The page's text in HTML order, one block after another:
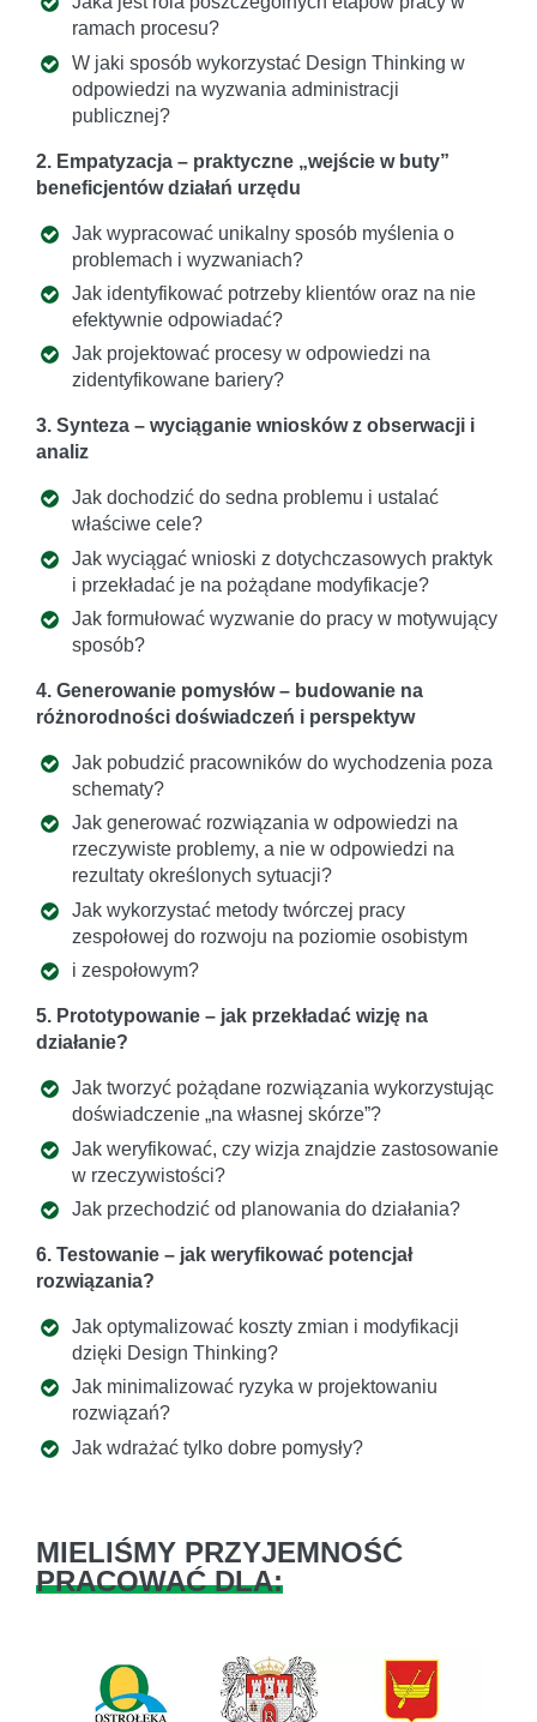
ramach procesu?
W jaki sposób wykorzystać Design Thinking w
odpowiedzi na wyzwania administracji
publicznej?
2. Empatyzacja – praktyczne „wejście w buty”
beneficjentów działań urzędu
Jak wypracować unikalny sposób myślenia o
problemach i wyzwaniach?
Jak identyfikować potrzeby klientów oraz na nie
efektywnie odpowiadać?
Jak projektować procesy w odpowiedzi na
zidentyfikowane bariery?
3. Synteza – wyciąganie wniosków z obserwacji i
analiz
Jak dochodzić do sedna problemu i ustalać
właściwe cele?
Jak wyciągać wnioski z dotychczasowych praktyk
i przekładać je na pożądane modyfikacje?
Jak formułować wyzwanie do pracy w motywujący
sposób?
4. Generowanie pomysłów – budowanie na
różnorodności doświadczeń i perspektyw
Jak pobudzić pracowników do wychodzenia poza
schematy?
Jak generować rozwiązania w odpowiedzi na
rzeczywiste problemy, a nie w odpowiedzi na
rezultaty określonych sytuacji?
Jak wykorzystać metody twórczej pracy
zespołowej do rozwoju na poziomie osobistym
i zespołowym?
5. Prototypowanie – jak przekładać wizję na
działanie?
Jak tworzyć pożądane rozwiązania wykorzystując
doświadczenie „na własnej skórze”?
Jak weryfikować, czy wizja znajdzie zastosowanie
w rzeczywistości?
Jak przechodzić od planowania do działania?
6. Testowanie – jak weryfikować potencjał
rozwiązania?
Jak optymalizować koszty zmian i modyfikacji
dzięki Design Thinking?
Jak minimalizować ryzyka w projektowaniu
rozwiązań?
Jak wdrażać tylko dobre pomysły?
MIELIŚMY PRZYJEMNOŚĆ
PRACOWAĆ DLA: